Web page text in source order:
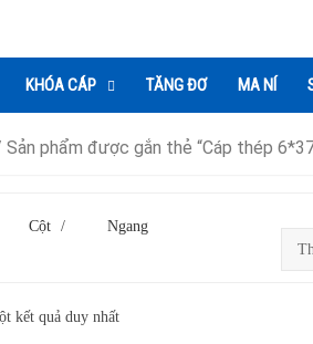
KHÓA CÁP TĂNG ĐƠ MA NÍ
Sản phẩm được gắn thẻ “Cáp thép
Cột / Ngang
kết quả duy nhất